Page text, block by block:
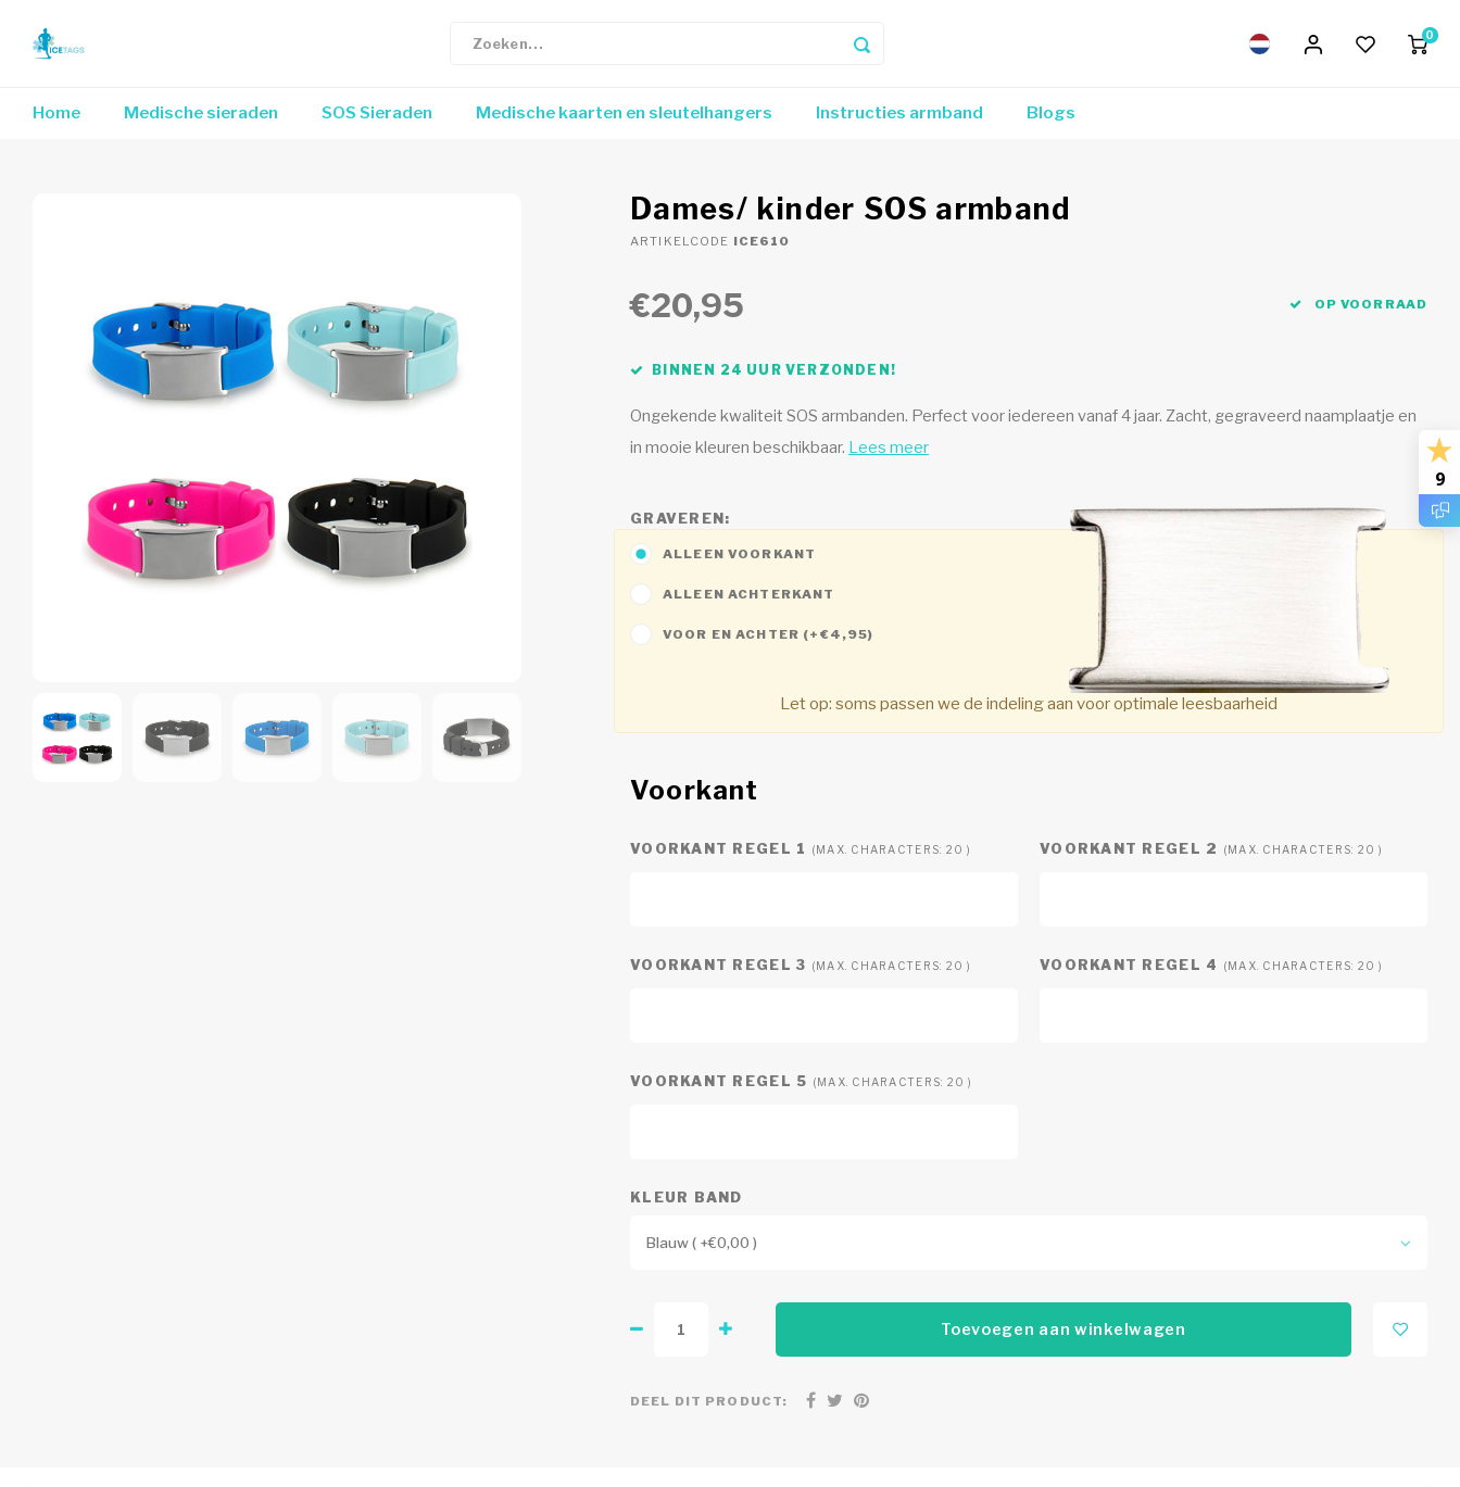
0
Home Medische sieraden SOS Sieraden Medische kaarten en sleutelhangers Instructies armband Blogs
Dames/ kinder SOS armband
ARTIKELCODE ICE610
€20,95 OP VOORRAAD
BINNEN 24 UUR VERZONDEN!
Ongekende kwaliteit SOS armbanden. Perfect voor iedereen vanaf 4 jaar. Zacht, gegraveerd naamplaatje en
in mooie kleuren beschikbaar. Lees meer
GRAVEREN:
ALLEEN VOORKANT
ALLEEN ACHTERKANT
VOOR EN ACHTER (+€4,95)
Let op: soms passen we de indeling aan voor optimale leesbaarheid
Voorkant
VOORKANT REGEL 1 (MAX. CHARACTERS: 20 ) VOORKANT REGEL 2 (MAX. CHARACTERS: 20 )
VOORKANT REGEL 3 (MAX. CHARACTERS: 20 ) VOORKANT REGEL 4 (MAX. CHARACTERS: 20 )
VOORKANT REGEL 5 (MAX. CHARACTERS: 20 )
KLEUR BAND
Blauw ( +€0,00 )
Toevoegen aan winkelwagen
DEEL DIT PRODUCT:
9